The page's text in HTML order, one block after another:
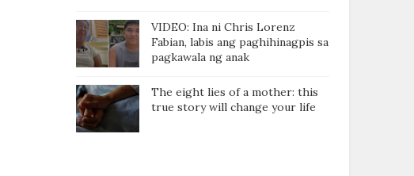
VIDEO: Ina ni Chris Lorenz
Fabian, labis ang paghihinagpis sa
pagkawala ng anak
The eight lies of a mother: this
true story will change your life